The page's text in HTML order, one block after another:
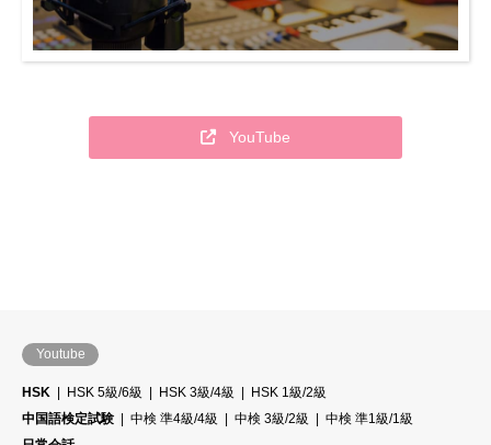
YouTube
Youtube
HSK HSK 5級/6級 HSK 3級/4級
HSK 1級/2級
中国語検定試験
中検 準4級/4級 中検 3級/2級
中検 準1級/1級